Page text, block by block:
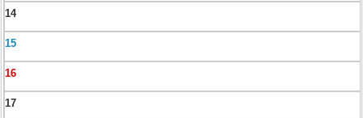
14
15
16
17